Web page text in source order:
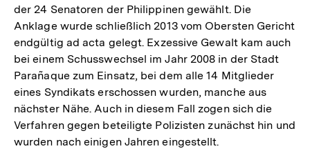
der 24 Senatoren der Philippinen gewählt. Die
Anklage wurde schließlich 2013 vom Obersten Gericht
endgültig ad acta gelegt. Exzessive Gewalt kam auch
bei einem Schusswechsel im Jahr 2008 in der Stadt
Parañaque zum Einsatz, bei dem alle 14 Mitglieder
eines Syndikats erschossen wurden, manche aus
nächster Nähe. Auch in diesem Fall zogen sich die
Verfahren gegen beteiligte Polizisten zunächst hin und
wurden nach einigen Jahren eingestellt.